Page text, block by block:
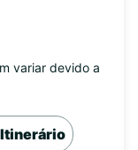
variar devido a
Itinerário